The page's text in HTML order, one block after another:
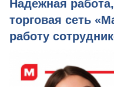
Надежная
торговая сеть
работу